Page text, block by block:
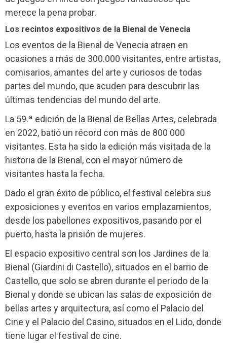
merece la pena probar.
Los recintos expositivos de la Bienal de Venecia
Los eventos de la Bienal de Venecia atraen en
ocasiones a más de 300.000 visitantes, entre artistas,
comisarios, amantes del arte y curiosos de todas
partes del mundo, que acuden para descubrir las
últimas tendencias del mundo del arte.
La 59.ª edición de la Bienal de Bellas Artes, celebrada
en 2022, batió un récord con más de 800 000
visitantes. Esta ha sido la edición más visitada de la
historia de la Bienal, con el mayor número de
visitantes hasta la fecha.
Dado el gran éxito de público, el festival celebra sus
exposiciones y eventos en varios emplazamientos,
desde los pabellones expositivos, pasando por el
puerto, hasta la prisión de mujeres.
El espacio expositivo central son los Jardines de la
Bienal (Giardini di Castello), situados en el barrio de
Castello, que solo se abren durante el periodo de la
Bienal y donde se ubican las salas de exposición de
bellas artes y arquitectura, así como el Palacio del
Cine y el Palacio del Casino, situados en el Lido, donde
tiene lugar el festival de cine.